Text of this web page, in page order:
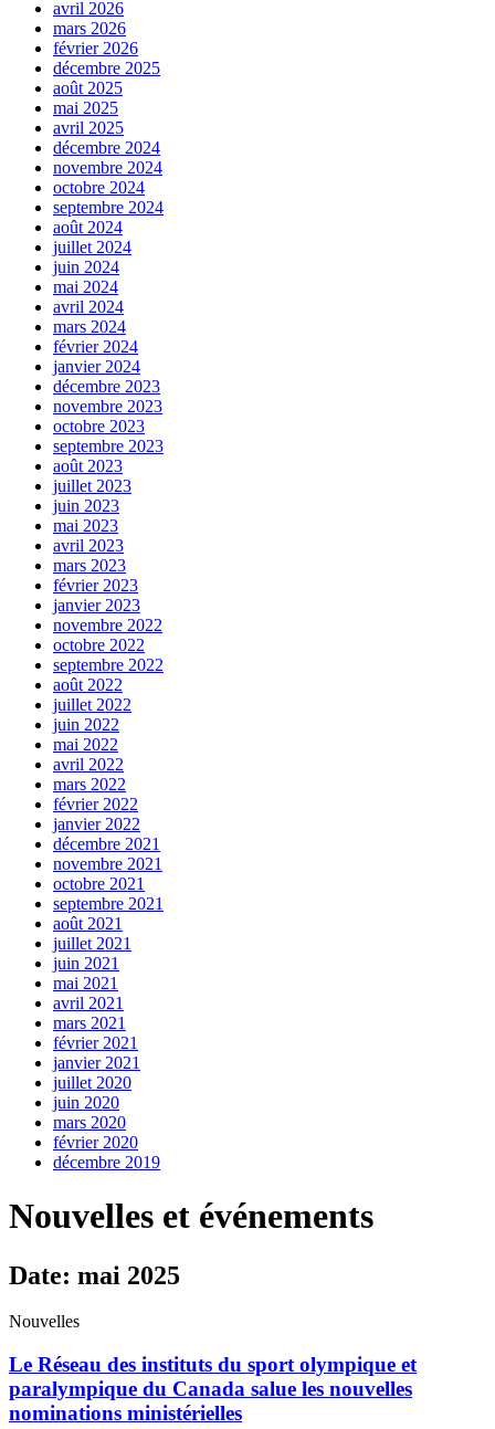
avril 2026
mars 2026
février 2026
décembre 2025
août 2025
mai 2025
avril 2025
décembre 2024
novembre 2024
octobre 2024
septembre 2024
août 2024
juillet 2024
juin 2024
mai 2024
avril 2024
mars 2024
février 2024
janvier 2024
décembre 2023
novembre 2023
octobre 2023
septembre 2023
août 2023
juillet 2023
juin 2023
mai 2023
avril 2023
mars 2023
février 2023
janvier 2023
novembre 2022
octobre 2022
septembre 2022
août 2022
juillet 2022
juin 2022
mai 2022
avril 2022
mars 2022
février 2022
janvier 2022
décembre 2021
novembre 2021
octobre 2021
septembre 2021
août 2021
juillet 2021
juin 2021
mai 2021
avril 2021
mars 2021
février 2021
janvier 2021
juillet 2020
juin 2020
mars 2020
février 2020
décembre 2019
Nouvelles et événements
Date: mai 2025
Nouvelles
Le Réseau des instituts du sport olympique et
paralympique du Canada salue les nouvelles
nominations ministérielles